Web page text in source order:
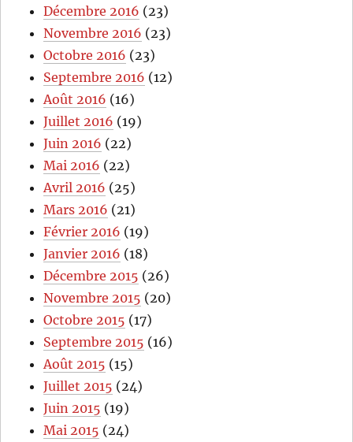
Décembre 2016 (23)
Novembre 2016 (23)
Octobre 2016 (23)
Septembre 2016 (12)
Août 2016 (16)
Juillet 2016 (19)
Juin 2016 (22)
Mai 2016 (22)
Avril 2016 (25)
Mars 2016 (21)
Février 2016 (19)
Janvier 2016 (18)
Décembre 2015 (26)
Novembre 2015 (20)
Octobre 2015 (17)
Septembre 2015 (16)
Août 2015 (15)
Juillet 2015 (24)
Juin 2015 (19)
Mai 2015 (24)